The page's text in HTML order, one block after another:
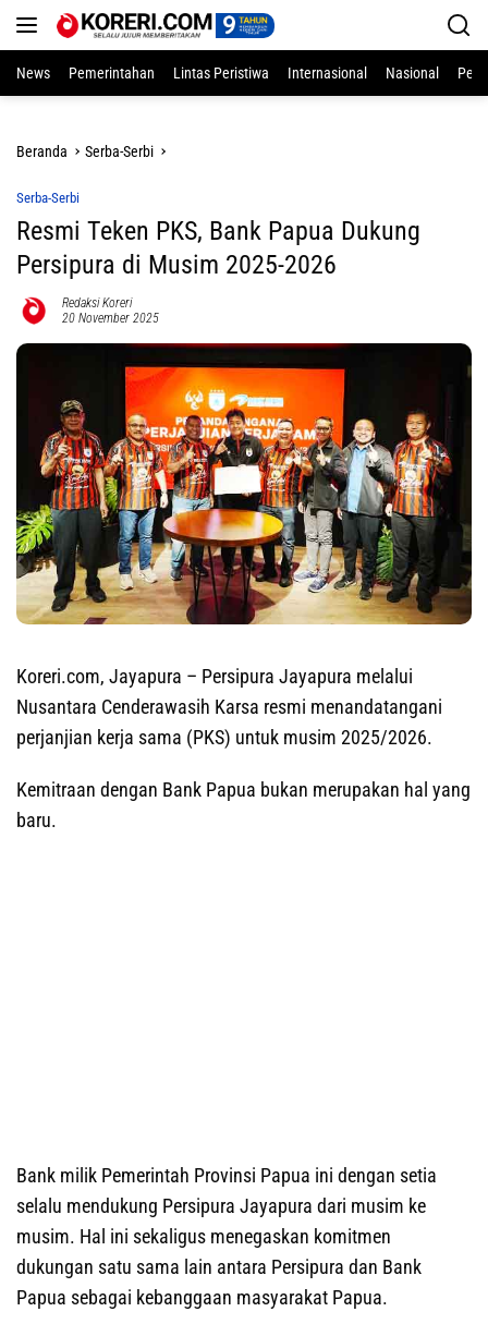
News
Pemerintahan Lintas Peristiwa Internasional Nasional
Beranda Serba-Serbi
Serba-Serbi
Resmi Teken PKS, Bank Papua Dukung
Persipura di Musim 2025-2026
Redaksi Koreri
20 November 2025
Koreri.com, Jayapura – Persipura Jayapura melalui
Nusantara Cenderawasih Karsa resmi menandatangani
perjanjian kerja sama (PKS) untuk musim 2025/2026.
Kemitraan dengan Bank Papua bukan merupakan hal yang
baru.
Bank milik Pemerintah Provinsi Papua ini dengan setia
selalu mendukung Persipura Jayapura dari musim ke
musim. Hal ini sekaligus menegaskan komitmen
dukungan satu sama lain antara Persipura dan Bank
Papua sebagai kebanggaan masyarakat Papua.